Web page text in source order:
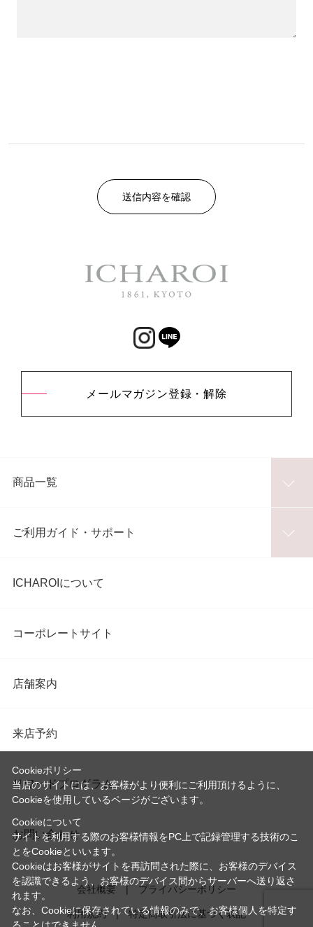
メールマガジン登録・解除
商品一覧
ご利用ガイド・サポート
ICHAROIについて
コーポレートサイト
店舗案内
来店予約
リワードプログラム
お問い合わせ
会社概要 プライバシーポリシー
利用規約 特定商取引法に基づく表記
Cookieポリシー
当店のサイトには、お客様がより便利にご利用頂けるように、
Cookieを使用しているページがございます。
Cookieについて
サイトを利用する際のお客様情報をPC上で記録管理する技術のこ
とをCookieといいます。
Cookieはお客様がサイトを再訪問された際に、お客様のデバイス
を認識できるよう、お客様のデバイス間からサーバーへ送り返さ
れます。
なお、Cookieに保存されている情報のみで、お客様個人を特定す